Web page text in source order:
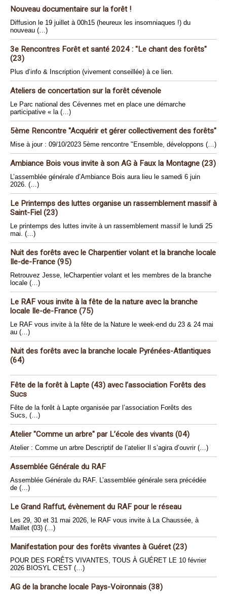
Nouveau documentaire sur la forêt !
Diffusion le 19 juillet à 00h15 (heureux les insomniaques !) du
nouveau (…)
3e Rencontres Forêt et santé 2024 : "Le chant des forêts"
(23)
Plus d’info & Inscription (vivement conseillée) à ce lien.
Ateliers de concertation sur la forêt cévenole
Le Parc national des Cévennes met en place une démarche
participative « la (…)
5ème Rencontre "Acquérir et gérer collectivement des forêts"
Mise à jour : 09/10/2023 5ème rencontre "Ensemble, développons (…)
Ambiance Bois vous invite à son AG à Faux la Montagne (23)
L’assemblée générale d’Ambiance Bois aura lieu le samedi 6 juin
2026. (…)
Le Printemps des luttes organise un rassemblement massif à
Saint-Fiel (23)
Le printemps des luttes invite à un rassemblement massif le lundi 25
mai. (…)
Nuit des forêts avec le Charpentier volant et la branche locale
Ile-de-France (95)
Retrouvez Jesse, leCharpentier volant et les membres de la branche
locale (…)
Le RAF vous invite à la fête de la nature avec la branche
locale Ile-de-France (75)
Le RAF vous invite à la fête de la Nature le week-end du 23 & 24 mai
au (…)
Nuit des forêts avec la branche locale Pyrénées-Atlantiques
(64)
Fête de la forêt à Lapte (43) avec l’association Forêts des
Sucs
Fête de la forêt à Lapte organisée par l’association Forêts des
Sucs, (…)
Atelier "Comme un arbre" par L’école des vivants (04)
Atelier : Comme un arbre Descriptif de l’atelier Il s’agira d’ouvrir (…)
Assemblée Générale du RAF
Assemblée Générale du RAF. L’assemblée générale sera précédée
de (…)
Le Grand Raffut, évènement du RAF pour le réseau
Les 29, 30 et 31 mai 2026, le RAF vous invite à La Chaussée, à
Maillet (03) (…)
Manifestation pour des forêts vivantes à Guéret (23)
POUR DES FORÊTS VIVANTES, TOUS À GUÉRET LE 10 février
2026 BIOSYL C’EST (…)
AG de la branche locale Pays-Voironnais (38)